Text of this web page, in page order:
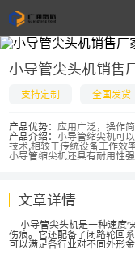
小导管尖头机销售
支持定制 全国发货
产品优势： 应用广泛，操作
产品介绍：小导管缩尖机可
技术,相较于传统设备工作效
小导管缩尖机还具有耐用性
文章详情
小导管尖头机是一种速度
伤痕。它还配备了闭路轮回
可以满足各行业对不同外形